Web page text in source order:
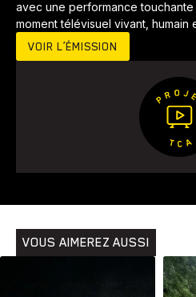
avec une performance touchante
moment télévisuel vivant, humain
VOIR L’ÉMISSION
VOUS AIMEREZ AUSSI